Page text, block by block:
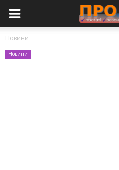
Новини
Новини